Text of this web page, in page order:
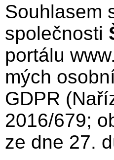
Souhlasem
společnosti
portálu
mých
GDPR
2016/679;
ze dne 27.